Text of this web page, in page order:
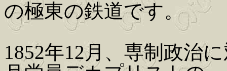
の極東の鉄道です。
1852年12月、専制政治